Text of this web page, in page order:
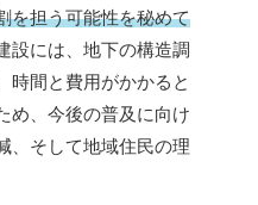
を担う可能性を秘めて
設には、地下の構造調
時間と費用がかかると
め、今後の普及に向け
、そして地域住民の理